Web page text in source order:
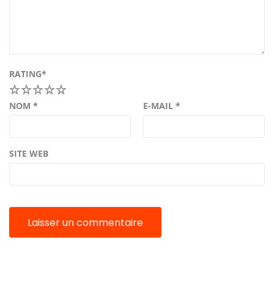
RATING*
5
4
3
2
NOM * E-MAIL *
SITE WEB